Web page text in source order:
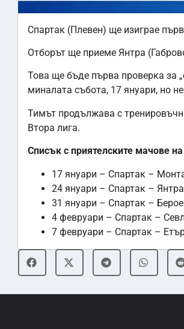
Спартак (Плевен) ще изиграе
Отборът ще приеме Янтра
Това ще бъде първа проверка за
миналата събота, 17 януари, но
Тимът продължава с
Втора лига.
Списък с приятелските мачове
17 януари – Спартак –
24 януари – Спартак –
31 януари – Спартак –
4 февруари – Спартак –
7 февруари – Спартак –